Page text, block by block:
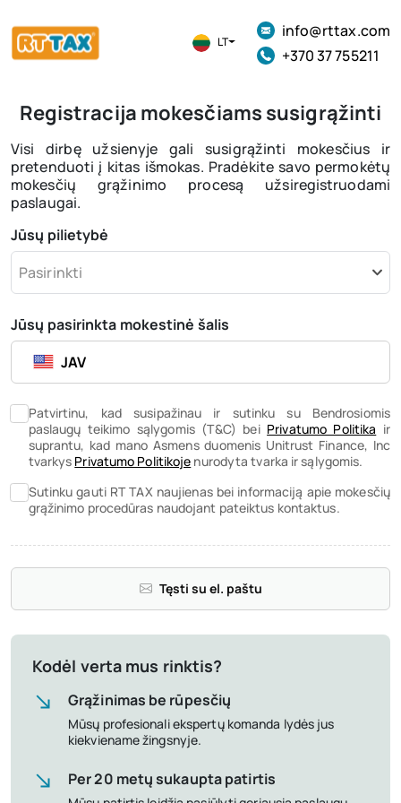
LT
info@rttax.com
+370 37 755211
Registracija mokesčiams susigrąžinti
Visi dirbę užsienyje gali susigrąžinti mokesčius ir
pretenduoti į kitas išmokas. Pradėkite savo permokėtų
mokesčių grąžinimo procesą užsiregistruodami
paslaugai.
Jūsų pilietybė
Pasirinkti
Jūsų pasirinkta mokestinė šalis
JAV
Patvirtinu, kad susipažinau ir sutinku su Bendrosiomis
paslaugų teikimo sąlygomis (T&C) bei Privatumo Politika ir
suprantu, kad mano Asmens duomenis Unitrust Finance, Inc
tvarkys Privatumo Politikoje nurodyta tvarka ir sąlygomis.
Sutinku gauti RT TAX naujienas bei informaciją apie mokesčių
grąžinimo procedūras naudojant pateiktus kontaktus.
Tęsti su el. paštu
Kodėl verta mus rinktis?
Grąžinimas be rūpesčių
Mūsų profesionali ekspertų komanda lydės jus
kiekviename žingsnyje.
Per 20 metų sukaupta patirtis